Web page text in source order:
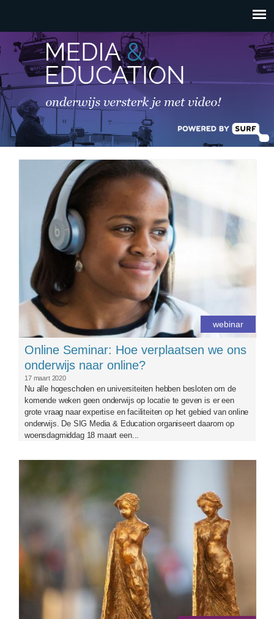
Overslaan en naar de
inhoud gaan
HOOFDMENU
student.jpeg
webinar
Online Seminar: Hoe verplaatsen we ons
onderwijs naar online?
17 maart 2020
Nu alle hogescholen en universiteiten hebben besloten om de
komende weken geen onderwijs op locatie te geven is er een
grote vraag naar expertise en faciliteiten op het gebied van online
onderwijs. De SIG Media & Education organiseert daarom op
woensdagmiddag 18 maart een...